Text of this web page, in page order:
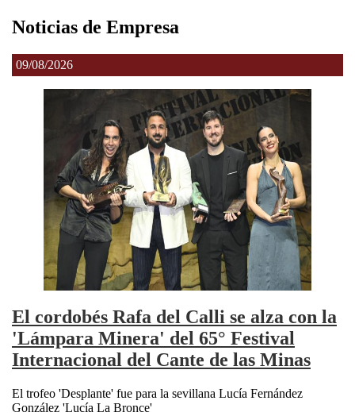
Noticias de Empresa
09/08/2026
El cordobés Rafa del Calli se alza con la
'Lámpara Minera' del 65° Festival
Internacional del Cante de las Minas
El trofeo 'Desplante' fue para la sevillana Lucía Fernández
González 'Lucía La Bronce'